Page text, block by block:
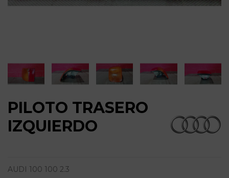
PILOTO TRASERO
IZQUIERDO
AUDI 100 100 2.3